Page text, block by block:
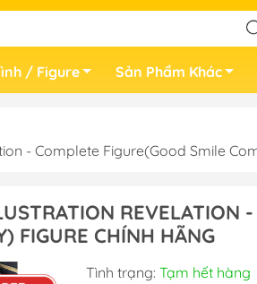
/ Figure
Sản Phẩm Khác
- Complete Figure(Good Smile
REVELATION -
FIGURE CHÍNH HÃNG
Tình trạng: Tạm hết hàng